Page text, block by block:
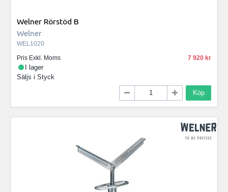
Welner Rörstöd B
Welner
WEL1020
Pris Exkl. Moms
7 920
I lager
Säljs i Styck
Köp